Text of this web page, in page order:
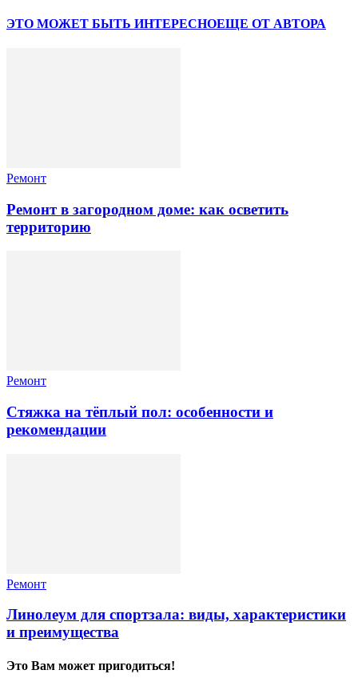
ЭТО МОЖЕТ БЫТЬ ИНТЕРЕСНОЕЩЕ ОТ АВТОРА
Ремонт
Ремонт в загородном доме: как осветить
территорию
Ремонт
Стяжка на тёплый пол: особенности и
рекомендации
Ремонт
Линолеум для спортзала: виды, характеристики
и преимущества
Это Вам может пригодиться!